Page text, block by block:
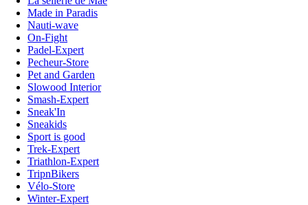
Made in Paradis
Nauti-wave
On-Fight
Padel-Expert
Pecheur-Store
Pet and Garden
Slowood Interior
Smash-Expert
Sneak'In
Sneakids
Sport is good
Trek-Expert
Triathlon-Expert
TripnBikers
Vélo-Store
Winter-Expert